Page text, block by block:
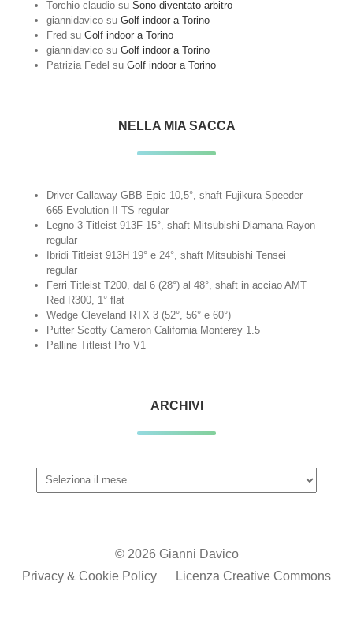
Torchio claudio suSono diventato arbitro
giannidavico suGolf indoor a Torino
Fred suGolf indoor a Torino
giannidavico suGolf indoor a Torino
Patrizia Fedel suGolf indoor a Torino
NELLA MIA SACCA
Driver Callaway GBB Epic 10,5°, shaft Fujikura Speeder
665 Evolution II TS regular
Legno 3 Titleist 913F 15°, shaft Mitsubishi Diamana Rayon
regular
Ibridi Titleist 913H 19° e 24°, shaft Mitsubishi Tensei
regular
Ferri Titleist T200, dal 6 (28°) al 48°, shaft in acciao AMT
Red R300, 1° flat
Wedge Cleveland RTX 3 (52°, 56° e 60°)
Putter Scotty Cameron California Monterey 1.5
Palline Titleist Pro V1
ARCHIVI
Archivi
© 2026 Gianni Davico
Privacy & Cookie Policy
Licenza Creative Commons